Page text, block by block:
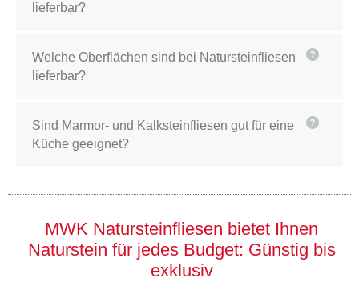
lieferbar?
Welche Oberflächen sind bei Natursteinfliesen
lieferbar?
Sind Marmor- und Kalksteinfliesen gut für eine
Küche geeignet?
MWK Natursteinfliesen bietet Ihnen
Naturstein für jedes Budget: Günstig bis
exklusiv